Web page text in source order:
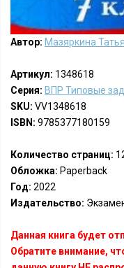
Автор: Мазяркина
Артикул: 1348618
Серия: ВПР Типовые
SKU: VV1348618
ISBN: 9785377180159
Количество страниц:
Обложка: Paperback
Год: 2022
Издательство:
Данная книга будет
Обратите внимание,